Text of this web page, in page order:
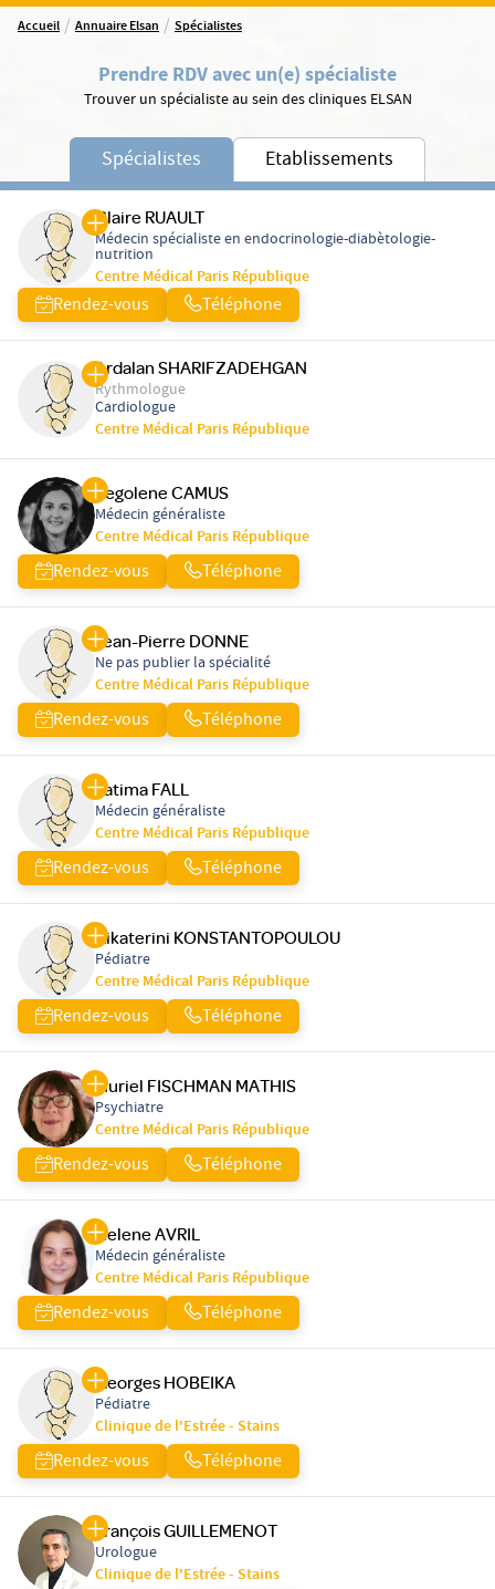
Accueil / Annuaire Elsan / Spécialistes
Prendre RDV avec un(e) spécialiste
Trouver un spécialiste au sein des cliniques ELSAN
Spécialistes Etablissements
Claire RUAULT
Médecin spécialiste en endocrinologie-diabètologie-
nutrition
Centre Médical Paris République
Rendez-vous Téléphone
Ardalan SHARIFZADEHGAN
Rythmologue
Cardiologue
Centre Médical Paris République
Segolene CAMUS
Médecin généraliste
Centre Médical Paris République
Rendez-vous Téléphone
Jean-Pierre DONNE
Ne pas publier la spécialité
Centre Médical Paris République
Rendez-vous Téléphone
Fatima FALL
Médecin généraliste
Centre Médical Paris République
Rendez-vous Téléphone
Aikaterini KONSTANTOPOULOU
Pédiatre
Centre Médical Paris République
Rendez-vous Téléphone
Muriel FISCHMAN MATHIS
Psychiatre
Centre Médical Paris République
Rendez-vous Téléphone
Helene AVRIL
Médecin généraliste
Centre Médical Paris République
Rendez-vous Téléphone
Georges HOBEIKA
Pédiatre
Clinique de l'Estrée - Stains
Rendez-vous Téléphone
François GUILLEMENOT
Urologue
Clinique de l'Estrée - Stains